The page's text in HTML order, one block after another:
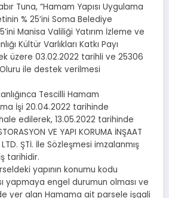
Tuna, “Hamam Yapısı Uygulama
% 25’ini Soma Belediye
Manisa Valiliği Yatırım İzleme ve
Kültür Varlıkları Katkı Payı
üzere 03.02.2022 tarihli ve 25306
Oluru ile destek verilmesi
Tescilli Hamam
İşi 20.04.2022 tarihinde
edilerek, 13.05.2022 tarihinde
VE YAPI KORUMA İNŞAAT
LTD. ŞTİ. İle Sözleşmesi imzalanmış
tarihidir.
yapının konumu kodu
yapmaya engel durumun olması ve
yer alan Hamama ait parsele işgali